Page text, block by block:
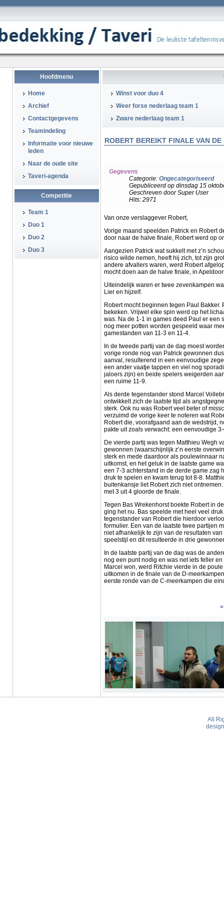
Hoofdmenu
Home
Archief
Contactgegevens
Teamindeling
Informatie voor nieuwe
leden
Naar de oude site
Taveri-agenda
Competitie
Team 1
Duo 1
Duo 2
Duo 3
Winst voor duo 4
Weer forse nederlaag team 1
Zware nederlaag team 1
ROBERT BEREIKT FINALE VAN DE
Gegevens
Categorie: Ongecategoriseerd
Gepubliceerd op dinsdag 15
Geschreven door Super User
Hits: 2971
Van onze verslaggever Robert,
Vorige maand speelden Patrick en Robert
door naar de halve finale, Robert werd op
Aangezien Patrick wat sukkelt met z’n
risico wilde nemen, heeft hij zich, tot zijn
andere afvallers waren, werd Robert
mocht doen aan de halve finale, in
Uiteindelijk waren er twee zevenkampen
Lier en hijzelf.
Robert mocht beginnen tegen Paul Bakker.
bekeken. Vrijwel elke spin werd op het
was. Na de 1-1 in games deed Paul er een
nog meer potten worden gespeeld waar
gamestanden van 11-3 en 11-4.
In de tweede partij van de dag moest
vorige ronde nog van Patrick gewonnen
aanval, resulterend in een eenvoudige
een ander vaatje tappen en viel nog
jaloers zijn) en beide spelers weigerden
een ruime 11-9.
Als derde tegenstander stond Marcel
ontwikkelt zich de laatste tijd als
sterk. Ook nu was Robert veel beter of
verzuimd de vorige keer te noteren wat
Robert die, voorafgaand aan de wedstrijd,
pakte uit zoals verwacht: een eenvoudige
De vierde partij was tegen Matthieu Wegh
gewonnen (waarschijnlijk z’n eerste
sterk en mede daardoor als poulewinnaar
uitkomst, en het geluk in de laatste game
een 7-3 achterstand in de derde game zag
druk te spelen en kwam terug tot 8-8.
buitenkansje liet Robert zich niet
met 3 uit 4 gloorde de finale.
Tegen Bas Wrekenhorst boekte Robert in
ging het nu. Bas speelde met heel veel
tegenstander van Robert die hierdoor
formulier. Een van de laatste twee partijen
niet afhankelijk te zijn van de resultaten
speelstijl en dit resulteerde in drie
In de laatste partij van de dag was de
nog een punt nodig en was net iets feller
Marcel won, werd Ritchie vierde in de
uitkomen in de finale van de D-
eerste ronde van de C-meerkampen die
All